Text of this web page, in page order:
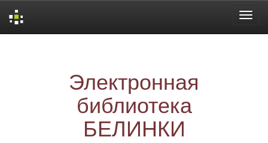
Электронная
библиотека
БЕЛИНКИ